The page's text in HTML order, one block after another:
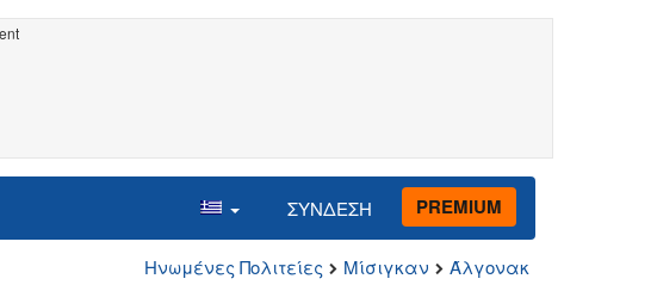
ΣΥΝΔΕΣΗ PREMIUM
Ηνωμένες Πολιτείες Μίσιγκαν Άλγoνακ